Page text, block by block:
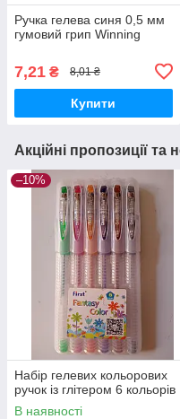
Ручка гелева синя 0,5 мм
гумовий грип Winning
7,21 ₴ 8,01 ₴
Купити
Акційні пропозиції та
–10%
Набір гелевих кольорових
ручок із глітером 6 кольорів
В наявності